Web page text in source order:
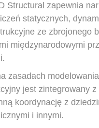
Structural zapewnia
statycznych,
ze zbrojonego
międzynarodowymi
zasadach
jest zintegrowany z
koordynację z
i innymi.